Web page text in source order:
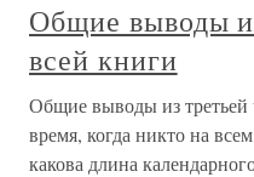
Общие выводы
всей книги
Общие выводы из третьей
время, когда никто на
какова длина